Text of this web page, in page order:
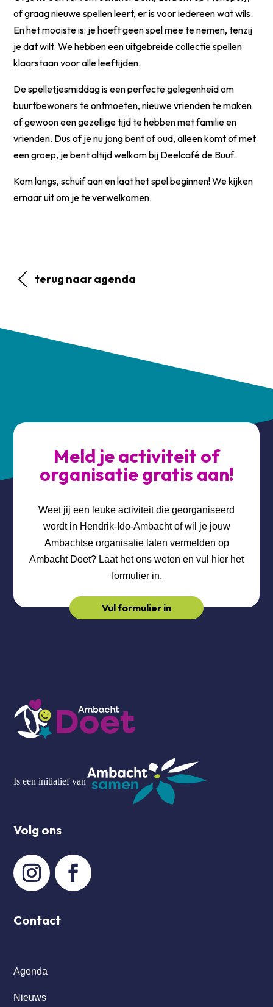
of graag nieuwe spellen leert, er is voor iedereen wat wils.
En het mooiste is: je hoeft geen spel mee te nemen, tenzij
je dat wilt. We hebben een uitgebreide collectie spellen
klaarstaan voor alle leeftijden.
De spelletjesmiddag is een perfecte gelegenheid om
buurtbewoners te ontmoeten, nieuwe vrienden te maken
of gewoon een gezellige tijd te hebben met familie en
vrienden. Dus of je nu jong bent of oud, alleen komt of met
een groep, je bent altijd welkom bij Deelcafé de Buuf.
Kom langs, schuif aan en laat het spel beginnen! We kijken
ernaar uit om je te verwelkomen.
terug naar agenda
Meld je activiteit of
organisatie gratis aan!
Weet jij een leuke activiteit die georganiseerd
wordt in Hendrik-Ido-Ambacht of wil je jouw
Ambachtse organisatie laten vermelden op
Ambacht Doet? Laat het ons weten en vul hier het
formulier in.
Vul formulier in
Is een initiatief van
Volg ons
Contact
Agenda
Nieuws